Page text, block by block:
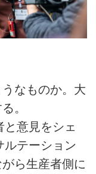
なものか。大
。
と意見をシェ
ルテーション
ら生産者側に